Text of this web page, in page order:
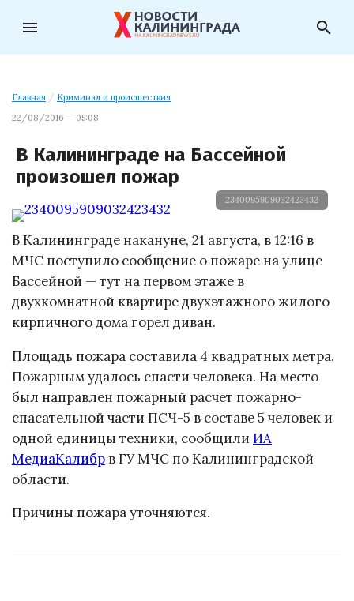
menu search
Главная / Криминал и происшествия
22/08/2016 — 05:08
В Калининграде на Бассейной
произошел пожар
2340095909032423432
В Калининграде накануне, 21 августа, в 12:16 в
МЧС поступило сообщение о пожаре на улице
Бассейной — тут на первом этаже в
двухкомнатной квартире двухэтажного жилого
кирпичного дома горел диван.
Площадь пожара составила 4 квадратных метра.
Пожарным удалось спасти человека. На место
был направлен пожарный расчет пожарно-
спасательной части ПСЧ-5 в составе 5 человек и
одной единицы техники, сообщили ИА
МедиаКалибр в ГУ МЧС по Калининградской
области.
Причины пожара уточняются.